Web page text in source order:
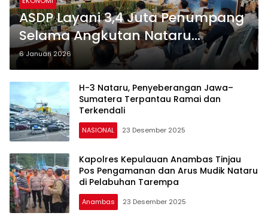
ASDP Layani 3,4 Juta Penumpang
Selama Angkutan Nataru
2025/2026
6 Januari 2026
H-3 Nataru, Penyeberangan Jawa–
Sumatera Terpantau Ramai dan
Terkendali
NASIONAL 23 Desember 2025
Kapolres Kepulauan Anambas Tinjau
Pos Pengamanan dan Arus Mudik Nataru
di Pelabuhan Tarempa
Anambas 23 Desember 2025